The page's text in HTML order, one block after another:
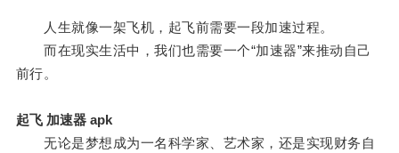
人生就像一架飞机，起飞前需要一段加速过程。
而在现实生活中，我们也需要一个“加速器”来推动自己
前行。
起飞 加速器 apk
无论是梦想成为一名科学家、艺术家，还是实现财务自